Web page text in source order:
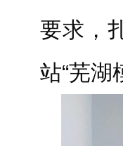
要求，
站“芜湖